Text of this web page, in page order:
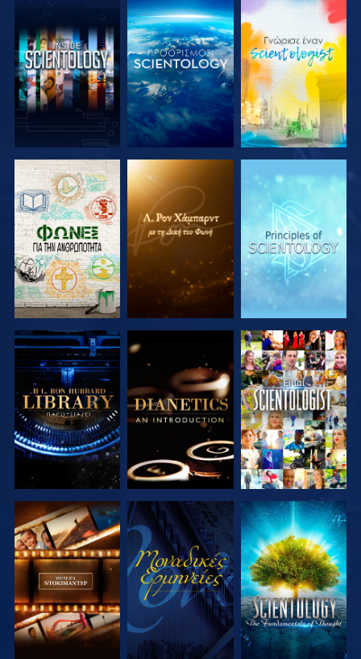
ΕΞΕΡΕΥΝΗΣΤΕ
ΤΗ ΣΕΙΡΑ
ΕΞΕΡΕΥΝΗΣΤΕ
ΤΗ ΣΕΙΡΑ
ΕΞΕΡΕΥΝΗΣΤΕ
ΤΗ ΣΕΙΡΑ
ΕΞΕΡΕΥΝΗΣΤΕ
ΤΗ ΣΕΙΡΑ
ΕΞΕΡΕΥΝΗΣΤΕ
ΤΗ ΣΕΙΡΑ
ΠΑΡΑΚΟΛΟΥΘΗΣΤΕ
ΕΞΕΡΕΥΝΗΣΤΕ
ΤΗ ΣΕΙΡΑ
ΠΑΡΑΚΟΛΟΥΘΗΣΤΕ
ΕΞΕΡΕΥΝΗΣΤΕ
ΤΗ ΣΕΙΡΑ